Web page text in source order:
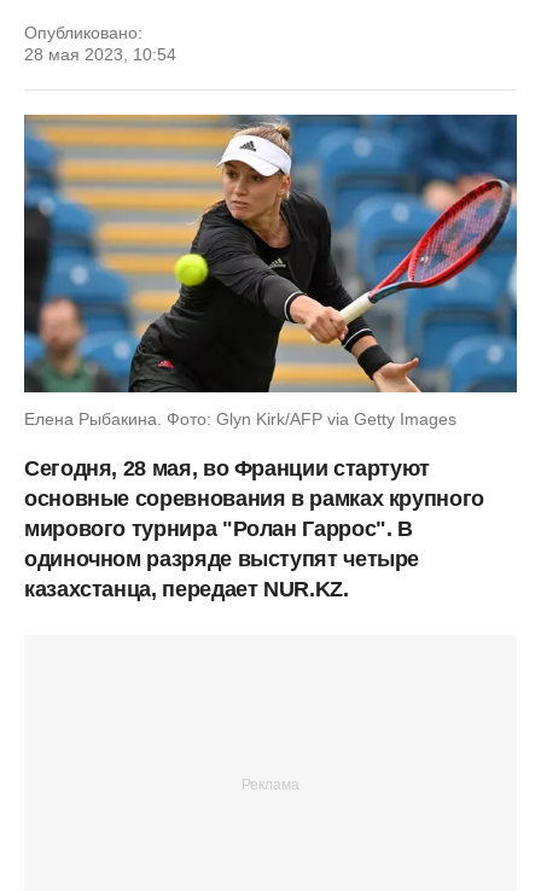
Опубликовано:
28 мая 2023, 10:54
Елена Рыбакина. Фото: Glyn Kirk/AFP via Getty Images
Сегодня, 28 мая, во Франции стартуют
основные соревнования в рамках крупного
мирового турнира "Ролан Гаррос". В
одиночном разряде выступят четыре
казахстанца, передает NUR.KZ.